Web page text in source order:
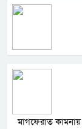
মাগফেরাত